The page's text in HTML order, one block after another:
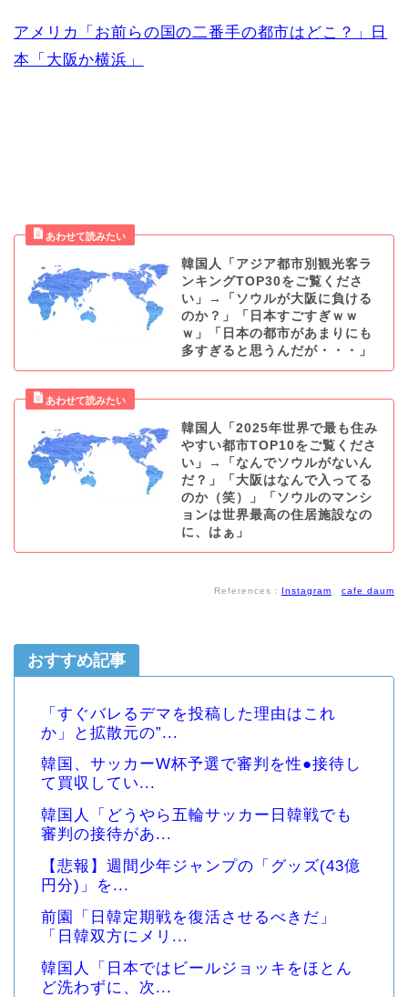
アメリカ「お前らの国の二番手の都市はどこ？」日
本「大阪か横浜」
韓国人「アジア都市別観光客ラ
ンキングTOP30をご覧くださ
い」→「ソウルが大阪に負ける
のか？」「日本すごすぎｗｗ
ｗ」「日本の都市があまりにも
多すぎると思うんだが・・・」
韓国人「2025年世界で最も住み
やすい都市TOP10をご覧くださ
い」→「なんでソウルがないん
だ？」「大阪はなんで入ってる
のか（笑）」「ソウルのマンシ
ョンは世界最高の住居施設なの
に、はぁ」
References： Instagram cafe daum
おすすめ記事
「すぐバレるデマを投稿した理由はこれ
か」と拡散元の”...
韓国、サッカーW杯予選で審判を性●接待し
て買収してい...
韓国人「どうやら五輪サッカー日韓戦でも
審判の接待があ...
【悲報】週間少年ジャンプの「グッズ(43億
円分)」を...
前園「日韓定期戦を復活させるべきだ」
「日韓双方にメリ...
韓国人「日本ではビールジョッキをほとん
ど洗わずに、次...